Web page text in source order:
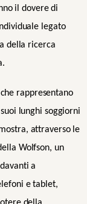
il dovere di
legato
della ricerca
rappresentano
lunghi soggiorni
attraverso le
Wolfson, un
a
e tablet,